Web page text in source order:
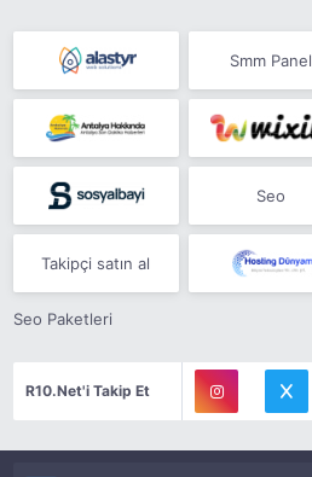
Smm Panel
Seo
Takipçi satın al
Seo Paketleri
R10.Net'i Takip Et